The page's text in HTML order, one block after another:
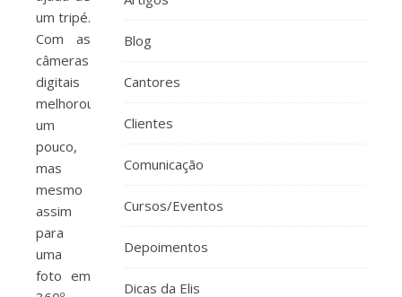
um tripé.
Com as
câmeras
digitais
melhorou
um
pouco,
mas
mesmo
assim
para
uma
foto em
Blog
Cantores
Clientes
Comunicação
Cursos/Eventos
Depoimentos
Dicas da Elis